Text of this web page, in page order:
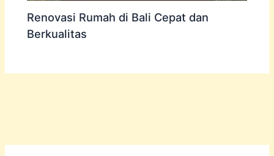
Renovasi Rumah di Bali Cepat dan
Berkualitas